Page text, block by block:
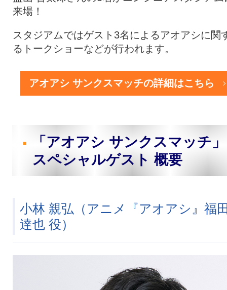
来場！
スタジアムではゲスト3名によるアオアシに関
るトークショーなどが行われます。
アオアシ サンクスマッチの詳細はこちら
「アオアシ サンクスマッチ」
スペシャルゲスト 概要
小林 親弘（アニメ『アオアシ』福
達也 役）